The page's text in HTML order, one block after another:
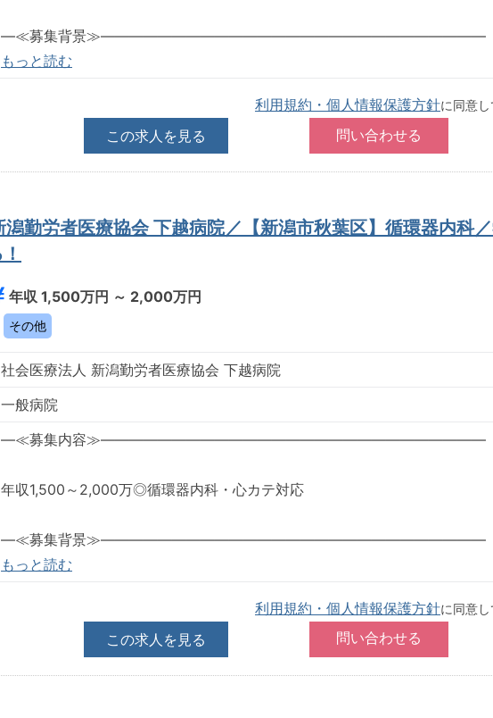
―≪募集背景≫―――――――――――――――――――――――――――
もっと読む
この求人を見る
利用規約・個人情報保護方針に同意し
勤労者医療協会 下越病院／【新潟市秋葉区】循環器内科
年収 1,500万円 ～ 2,000万円
その他
社会医療法人 新潟勤労者医療協会 下越病院
一般病院
―≪募集内容≫―――――――――――――――――――――――――――
年収1,500～2,000万◎循環器内科・心カテ対応
―≪募集背景≫―――――――――――――――――――――――――――
もっと読む
この求人を見る
利用規約・個人情報保護方針に同意し